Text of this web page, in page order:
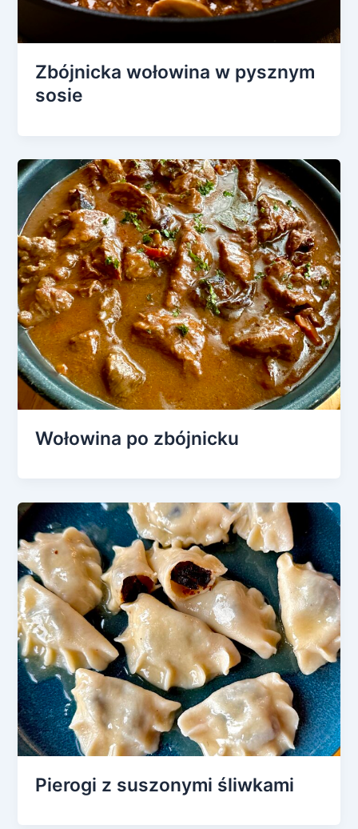
Zbójnicka wołowina w pysznym
sosie
Wołowina po zbójnicku
Pierogi z suszonymi śliwkami